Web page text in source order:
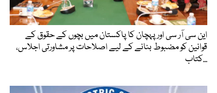
این سی آر سی اور پہچان کا پاکستان میں بچوں کے حقوق کے
قوانین کو مضبوط بنانے کے لیے اصلاحات پر مشاورتی اجلاس،
کتاب...